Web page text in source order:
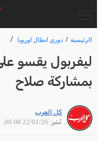
الرئيسية دوري ابطال اوروبا
ليفربول يقسو
بمشاركة صلاح
كل العرب
نُشر: 22/01/26 00:08
,